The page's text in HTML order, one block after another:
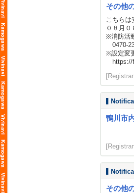
その他
こちらは
０８月
※消防活
0470-
※設定変
鴨川市
その他